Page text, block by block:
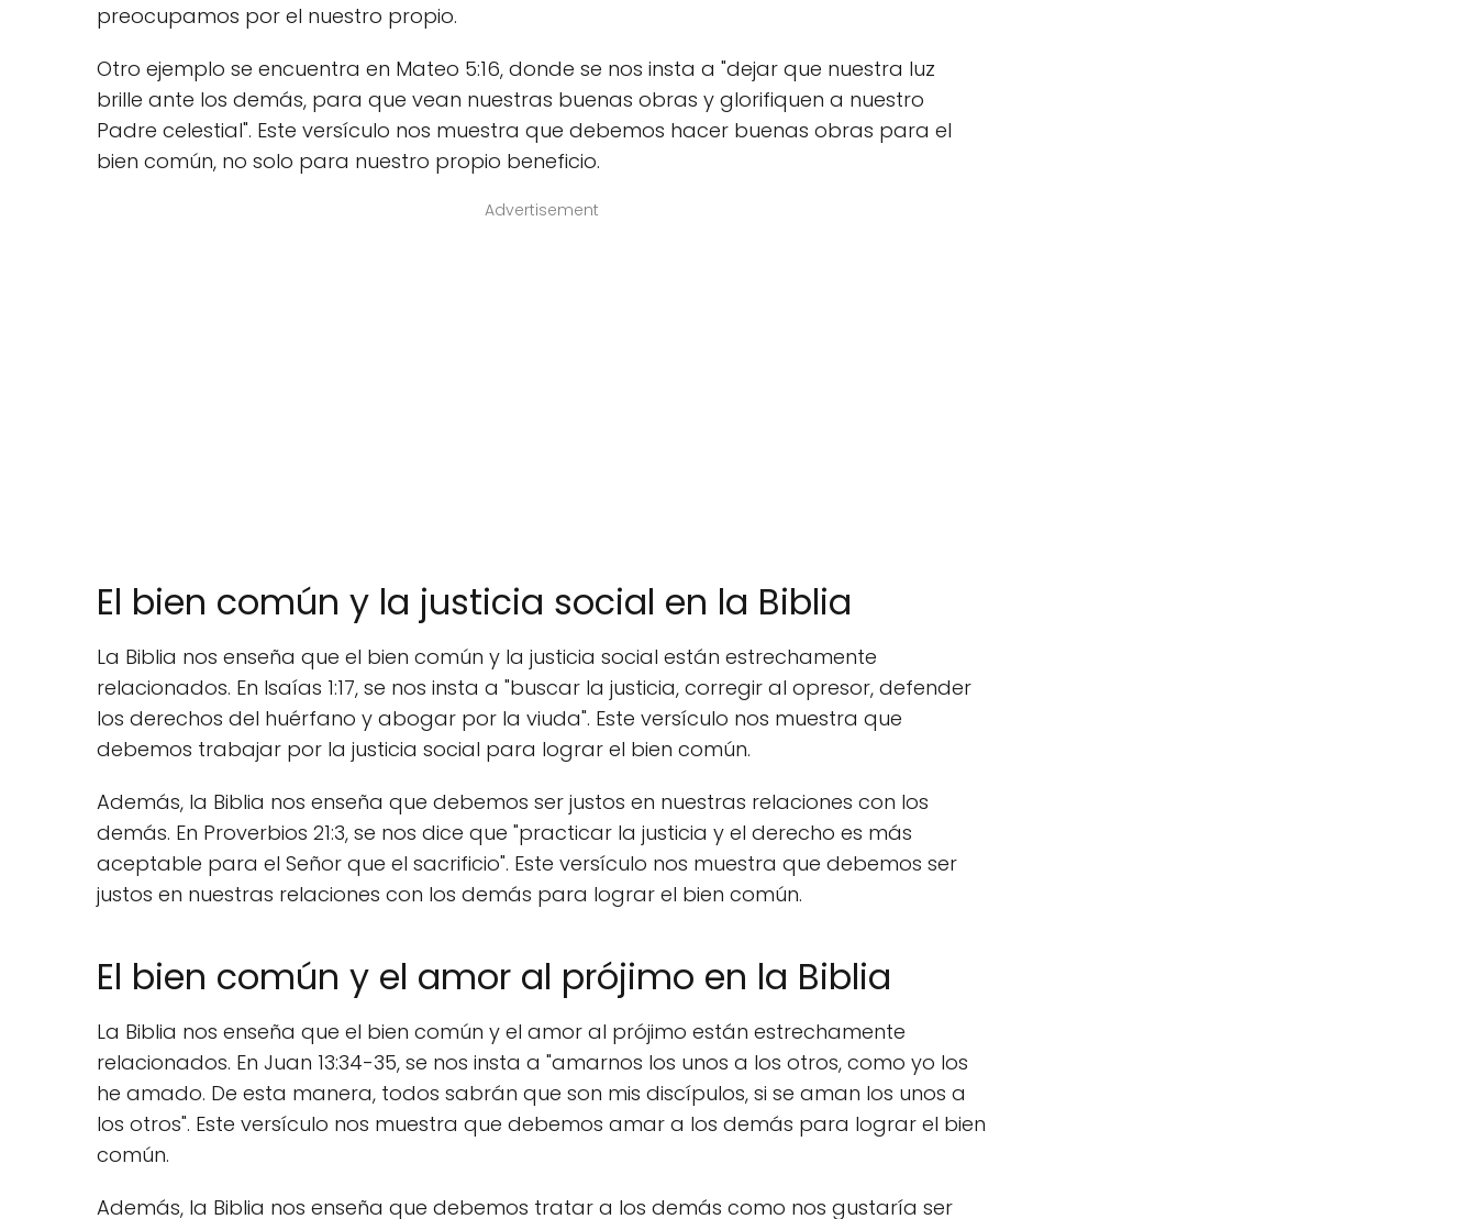
preocupamos por el nuestro propio.
Otro ejemplo se encuentra en Mateo 5:16, donde se nos insta a "dejar que nuestra luz
brille ante los demás, para que vean nuestras buenas obras y glorifiquen a nuestro
Padre celestial". Este versículo nos muestra que debemos hacer buenas obras para el
bien común, no solo para nuestro propio beneficio.
Advertisement
El bien común y la justicia social en la Biblia
La Biblia nos enseña que el bien común y la justicia social están estrechamente
relacionados. En Isaías 1:17, se nos insta a "buscar la justicia, corregir al opresor, defender
los derechos del huérfano y abogar por la viuda". Este versículo nos muestra que
debemos trabajar por la justicia social para lograr el bien común.
Además, la Biblia nos enseña que debemos ser justos en nuestras relaciones con los
demás. En Proverbios 21:3, se nos dice que "practicar la justicia y el derecho es más
aceptable para el Señor que el sacrificio". Este versículo nos muestra que debemos ser
justos en nuestras relaciones con los demás para lograr el bien común.
El bien común y el amor al prójimo en la Biblia
La Biblia nos enseña que el bien común y el amor al prójimo están estrechamente
relacionados. En Juan 13:34-35, se nos insta a "amarnos los unos a los otros, como yo los
he amado. De esta manera, todos sabrán que son mis discípulos, si se aman los unos a
los otros". Este versículo nos muestra que debemos amar a los demás para lograr el bien
común.
Además, la Biblia nos enseña que debemos tratar a los demás como nos gustaría ser